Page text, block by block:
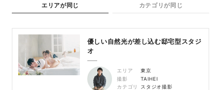
エリアが同じ カテゴリが同じ
優しい自然光が差し込む邸宅型スタジ
オ
エリア
東京
撮影
TAIHEI
カテゴリ
スタジオ撮影